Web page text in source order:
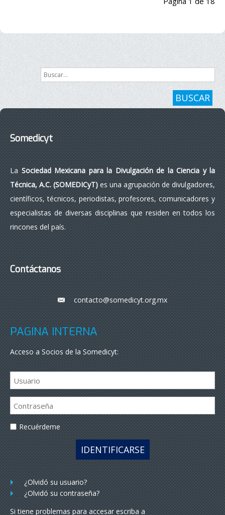
Siguiente Final
Buscar...
BUSCAR
Somedicyt
LaSociedad Mexicana para la Divulgación de la Ciencia y la
Técnica, A.C. (SOMEDICyT)es una agrupación de divulgadores,
científicos, técnicos, periodistas, profesores, comunicadores y
especialistas de diversas disciplinas que residen en todos los
rincones del país.
Contáctanos
___contacto@somedicyt.org.mx
PÁGINA INTERNA
Acceso a Socios de la Somedicyt:
Recuérdeme
IDENTIFICARSE
¿Olvidó su usuario?
¿Olvidó su contraseña?
Si tiene problemas para accesar escriba a